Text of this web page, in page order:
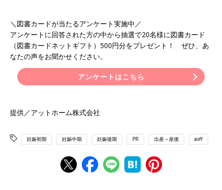
＼図書カードが当たるアンケート実施中／
アンケートに回答された方の中から抽選で20名様に図書カード
（図書カードネットギフト）500円分をプレゼント！ ぜひ、あ
なたの声をお聞かせください。
アンケートはこちら
提供／アットホーム株式会社
妊娠初期 妊娠中期 妊娠後期 PR 出産～産後 aoff